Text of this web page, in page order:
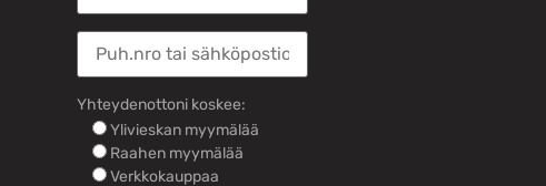
Yhteydenottoni koskee:
Ylivieskan myymälää
Raahen myymälää
Verkkokauppaa